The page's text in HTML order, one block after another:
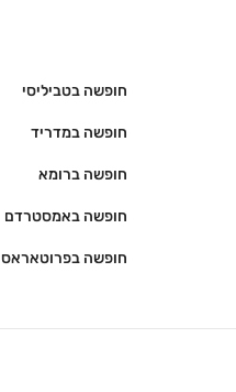
חופשה בטביליסי
חופשה במדריד
חופשה ברומא
חופשה באמסטרדם
חופשה בפרוטאראס